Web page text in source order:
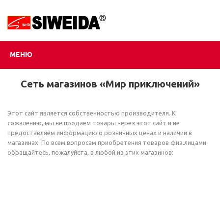
МЕНЮ
Сеть магазинов «Мир приключений»
Этот сайт является собственностью производителя. К
сожалению, мы не продаем товары через этот сайт и не
предоставляем информацию о розничных ценах и наличии в
магазинах. По всем вопросам приобретения товаров физ.лицами
обращайтесь, пожалуйста, в любой из этих магазинов: